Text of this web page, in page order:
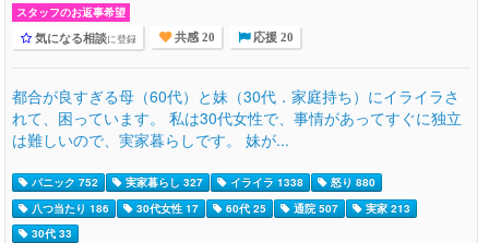
スタッフのお返事希望
気になる相談に登録 共感 20 応援 20
都合が良すぎる母（60代）と妹（30代．家庭持ち）にイライラさ
れて、困っています。 私は30代女性で、事情があってすぐに独立
は難しいので、実家暮らしです。 妹が...
パニック 752 実家暮らし 327 イライラ 1338
怒り 880
八つ当たり 186
30代女性 17 60代 25 通院 507
実家 213
30代 33